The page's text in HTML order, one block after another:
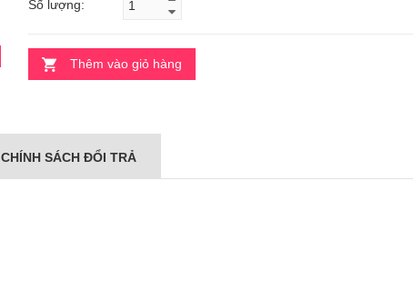
Số lượng:
Thêm vào giỏ hàng
CHÍNH SÁCH ĐỔI TRẢ